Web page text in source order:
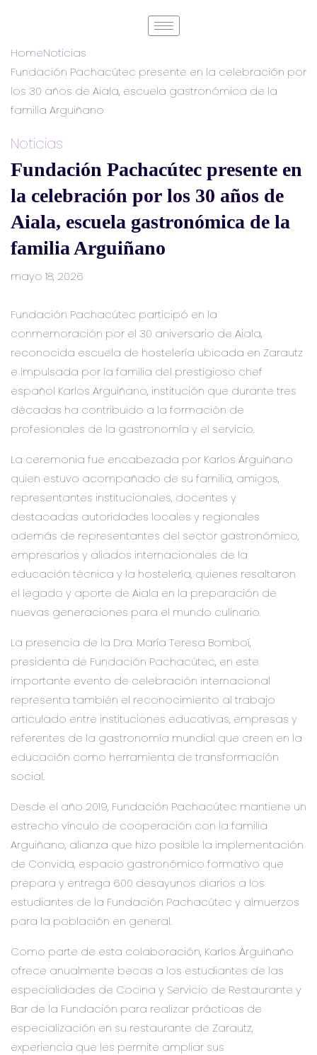
HomeNoticias
Fundación Pachacútec presente en la celebración por
los 30 años de Aiala, escuela gastronómica de la
familia Arguiñano
Noticias
Fundación Pachacútec presente en
la celebración por los 30 años de
Aiala, escuela gastronómica de la
familia Arguiñano
mayo 18, 2026
Fundación Pachacútec participó en la
conmemoración por el 30 aniversario de Aiala,
reconocida escuela de hostelería ubicada en Zarautz
e impulsada por la familia del prestigioso chef
español Karlos Arguiñano, institución que durante tres
décadas ha contribuido a la formación de
profesionales de la gastronomía y el servicio.
La ceremonia fue encabezada por Karlos Arguiñano
quien estuvo acompañado de su familia, amigos,
representantes institucionales, docentes y
destacadas autoridades locales y regionales
además de representantes del sector gastronómico,
empresarios y aliados internacionales de la
educación técnica y la hostelería, quienes resaltaron
el legado y aporte de Aiala en la preparación de
nuevas generaciones para el mundo culinario.
La presencia de la Dra. María Teresa Bomboí,
presidenta de Fundación Pachacútec, en este
importante evento de celebración internacional
representa también el reconocimiento al trabajo
articulado entre instituciones educativas, empresas y
referentes de la gastronomía mundial que creen en la
educación como herramienta de transformación
social.
Desde el año 2019, Fundación Pachacútec mantiene un
estrecho vínculo de cooperación con la familia
Arguiñano, alianza que hizo posible la implementación
de Convida, espacio gastronómico formativo que
prepara y entrega 600 desayunos diarios a los
estudiantes de la Fundación Pachacútec y almuerzos
para la población en general.
Como parte de esta colaboración, Karlos Arguiñaño
ofrece anualmente becas a los estudiantes de las
especialidades de Cocina y Servicio de Restaurante y
Bar de la Fundación para realizar prácticas de
especialización en su restaurante de Zarautz,
experiencia que les permite ampliar sus